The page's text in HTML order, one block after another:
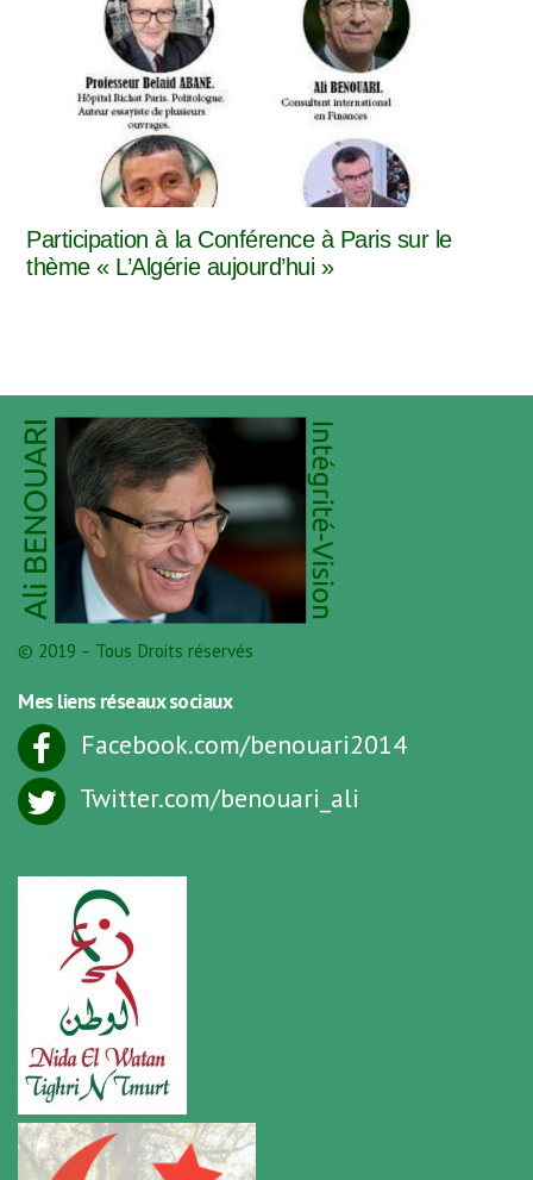
Participation à la Conférence à Paris sur le
thème « L’Algérie aujourd’hui »
© 2019 – Tous Droits réservés
Mes liens réseaux sociaux
Facebook.com/benouari2014
Twitter.com/benouari_ali